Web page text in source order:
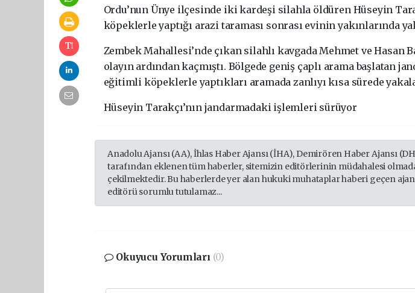
Ordu’nun Ünye ilçesinde iki kardeşi silahla öldüren Hüseyin
köpeklerle yaptığı arazi taraması sonrası evinin yakınlarında
Zembek Mahallesi’nde çıkan silahlı kavgada Mehmet ve Hasan
olayın ardından kaçmıştı. Bölgede geniş çaplı arama başlatan
eğitimli köpeklerle yaptıkları aramada zanlıyı kısa sürede
Hüseyin Tarakçı’nın jandarmadaki işlemleri sürüyor
Anadolu Ajansı (AA), İhlas Haber Ajansı (İHA), Demirören Haber Ajansı
tarafından eklenen tüm haberler, sitemizin editörlerinin müdahalesi
çekilmektedir. Bu haberlerde yer alan hukuki muhataplar haberi geçen
editörü sorumlu tutulamaz...
Okuyucu Yorumları (0)